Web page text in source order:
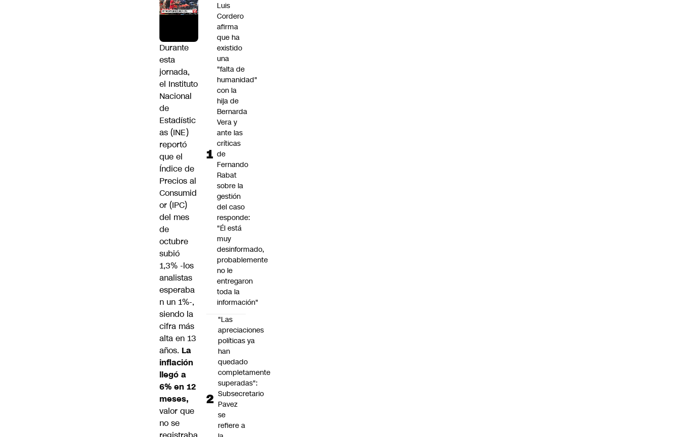
Durante
esta
jornada,
el Instituto
Nacional
de
Estadístic
as (INE)
reportó
que el
Índice de
Precios al
Consumid
or (IPC)
del mes
de
octubre
subió
1,3% -los
analistas
esperaba
n un 1%-,
siendo la
cifra más
alta en 13
años. La
inflación
llegó a
6% en 12
meses,
valor que
no se
Luis
Cordero
afirma
que ha
existido
una
"falta de
humanidad"
con la
hija de
Bernarda
Vera y
ante las
críticas
de
Fernando
Rabat
sobre la
gestión
del caso
responde:
"Él está
muy
desinformado,
probablemente
no le
entregaron
toda la
información"
"Las
apreciaciones
políticas ya
han
quedado
completamente
superadas":
Subsecretario
Pavez
se
refiere a